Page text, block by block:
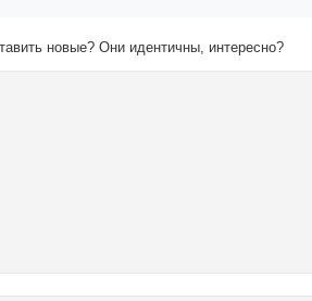
новые? Они идентичны, интересно?